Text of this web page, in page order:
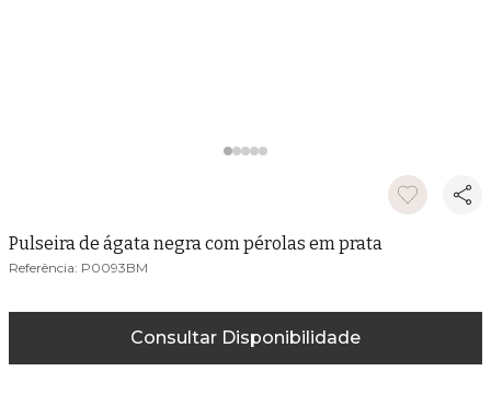
Pulseira de ágata negra com pérolas em prata
P0093BM
Consultar Disponibilidade